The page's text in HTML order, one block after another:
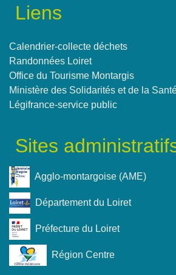
Liens
Calendrier-collecte déchets
Randonnées Loiret
Office du Tourisme Montargis
Ministère des Solidarités et de la
Légifrance-service public
Sites
Agglo-montargoise (AME)
Département du Loiret
Préfecture du Loiret
Région Centre